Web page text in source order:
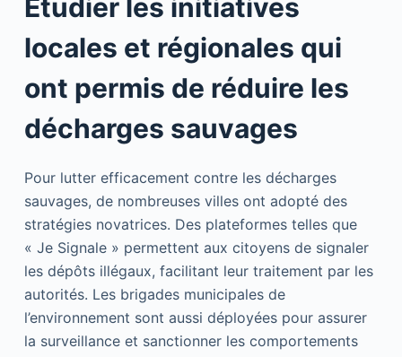
Étudier les initiatives
locales et régionales qui
ont permis de réduire les
décharges sauvages
Pour lutter efficacement contre les décharges
sauvages, de nombreuses villes ont adopté des
stratégies novatrices. Des plateformes telles que
« Je Signale » permettent aux citoyens de signaler
les dépôts illégaux, facilitant leur traitement par les
autorités. Les brigades municipales de
l’environnement sont aussi déployées pour assurer
la surveillance et sanctionner les comportements